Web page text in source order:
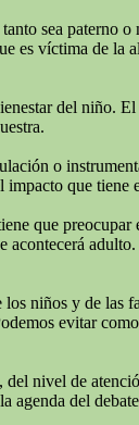
sea paterno
es víctima de
del niño.
o
que tiene
que preocupar
niños y de las
evitar
del nivel de
agenda del